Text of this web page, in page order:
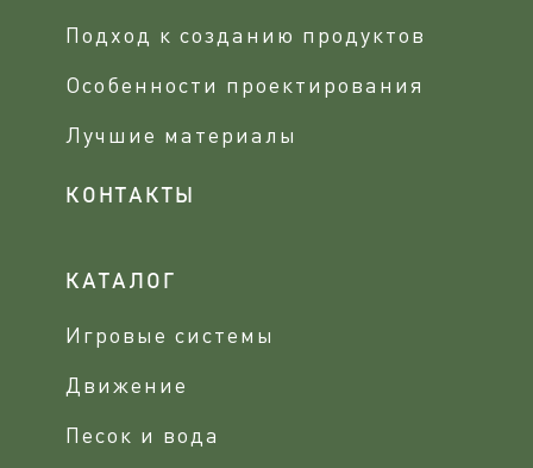
Подход к созданию продуктов
Особенности проектирования
Лучшие материалы
КОНТАКТЫ
КАТАЛОГ
Игровые системы
Движение
Песок и вода